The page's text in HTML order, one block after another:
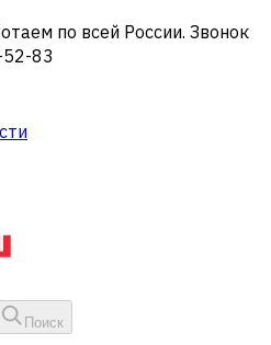
по всей России. Звонок
83
Поиск